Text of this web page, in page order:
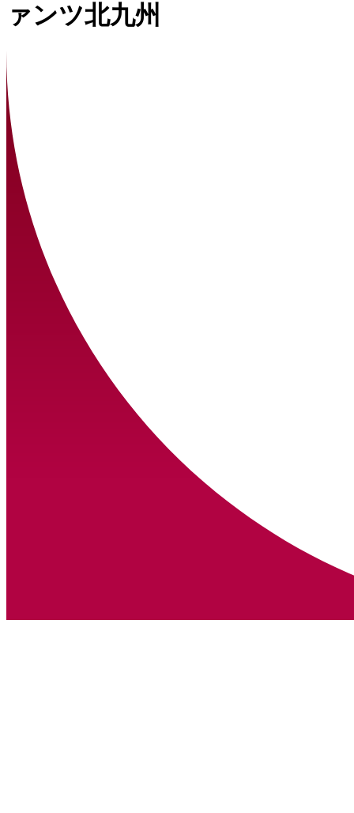
ァンツ北九州